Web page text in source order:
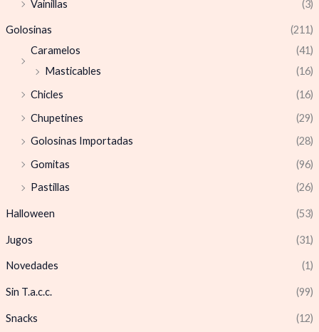
Vainillas
(3)
Golosinas
(211)
Caramelos
(41)
Masticables
(16)
Chicles
(16)
Chupetines
(29)
Golosinas Importadas
(28)
Gomitas
(96)
Pastillas
(26)
Halloween (53)
Jugos (31)
Novedades (1)
Sin T.a.c.c. (99)
Snacks (12)